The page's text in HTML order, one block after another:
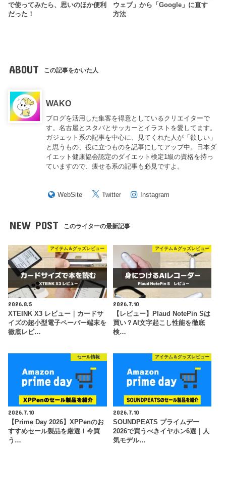
で使ってみたら、思いのほか便利
だった！
ウェブ」から「Google」に直す
方法
ABOUT この記事をかいた人
WAKO
ブログを活用した集客を得意としているクリエイターで
す。名古屋とスタバとサッカーとイラストを愛してます。
ガジェット系の記事を中心に、見てくれた人が「欲しい」
と思うもの、役に立つものを記事にしてアップ中。日本ダ
イエット健康協会認定のダイエット検定1級の資格を持っ
ていますので、痩せる系の記事も必見ですよ。
WebSite Twitter Instagram
NEW POST このライターの最新記事
アイテム＆グッズレビュー
2026.8.5
XTEINK X3 レビュー｜カードサ
イズの超小型電子ペーパー端末を
徹底レビ…
アイテム＆グッズレビュー
2026.7.10
【レビュー】Plaud NotePin Sは
買い？AI文字起こし性能を徹底
検…
セール情報
2026.7.10
【Prime Day 2026】XPPenのお
すすめセール製品を厳選！今買
う…
アイテム＆グッズレビュー
2026.7.10
SOUNDPEATS プライムデー
2026で買うべきイヤホン6選｜人
気モデル…